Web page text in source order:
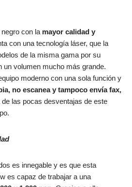
con la mayor calidad y
con una tecnología láser, que la
de la misma gama por su
un volumen mucho más grande.
moderno con una sola función y
no escanea y tampoco envía fax,
las pocas desventajas de este
es innegable y es que esta
es capaz de trabajar a una